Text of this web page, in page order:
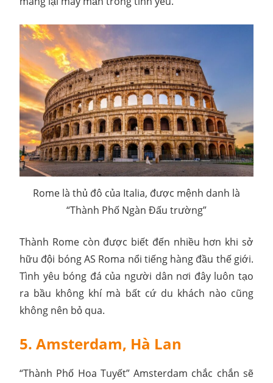
Rome là thủ đô của Italia, được mệnh danh là
“Thành Phố Ngàn Đấu trường”
Thành Rome còn được biết đến nhiều hơn khi sở
hữu đội bóng AS Roma nổi tiếng hàng đầu thế giới.
Tình yêu bóng đá của người dân nơi đây luôn tạo
ra bầu không khí mà bất cứ du khách nào cũng
không nên bỏ qua.
5. Amsterdam, Hà Lan
“Thành Phố Hoa Tuyết” Amsterdam chắc chắn sẽ